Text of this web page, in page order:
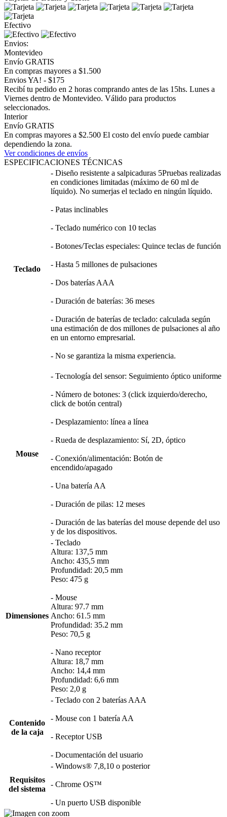
Efectivo
Envios:
Montevideo
Envío GRATIS
En compras mayores a $1.500
Envios YA! - $175
Recibí tu pedido en 2 horas comprando antes de las 15hs. Lunes a
Viernes dentro de Montevideo. Válido para productos
seleccionados.
Interior
Envío GRATIS
En compras mayores a $2.500 El costo del envío puede cambiar
dependiendo la zona.
Ver condiciones de envíos
ESPECIFICACIONES TÉCNICAS
Teclado
- Diseño resistente a salpicaduras 5Pruebas realizadas
en condiciones limitadas (máximo de 60 ml de
líquido). No sumerjas el teclado en ningún líquido.
- Patas inclinables
- Teclado numérico con 10 teclas
- Botones/Teclas especiales: Quince teclas de función
- Hasta 5 millones de pulsaciones
- Dos baterías AAA
- Duración de baterías: 36 meses
- Duración de baterías de teclado: calculada según
una estimación de dos millones de pulsaciones al año
en un entorno empresarial.
- No se garantiza la misma experiencia.
Mouse
- Tecnología del sensor: Seguimiento óptico uniforme
- Número de botones: 3 (click izquierdo/derecho,
click de botón central)
- Desplazamiento: línea a línea
- Rueda de desplazamiento: Sí, 2D, óptico
- Conexión/alimentación: Botón de
encendido/apagado
- Una batería AA
- Duración de pilas: 12 meses
- Duración de las baterías del mouse depende del uso
y de los dispositivos.
Dimensiones
- Teclado
Altura: 137,5 mm
Ancho: 435,5 mm
Profundidad: 20,5 mm
Peso: 475 g
- Mouse
Altura: 97.7 mm
Ancho: 61.5 mm
Profundidad: 35.2 mm
Peso: 70,5 g
- Nano receptor
Altura: 18,7 mm
Ancho: 14,4 mm
Profundidad: 6,6 mm
Peso: 2,0 g
Contenido
de la caja
- Teclado con 2 baterías AAA
- Mouse con 1 batería AA
- Receptor USB
- Documentación del usuario
Requisitos
del sistema
- Windows® 7,8,10 o posterior
- Chrome OS™
- Un puerto USB disponible